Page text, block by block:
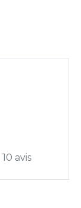
10 avis